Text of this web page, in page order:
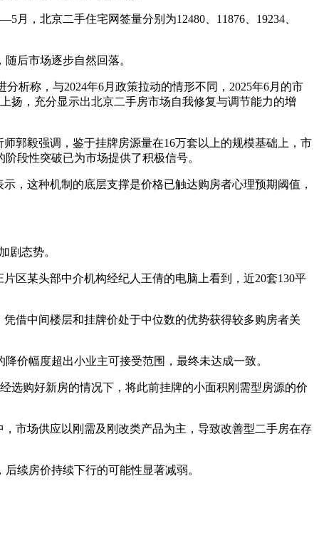
，北京二手住宅网签量分别为12480、11876、19234、
后市场逐步自然回落。
析称，与2024年6月政策拉动的情形不同，2025年6月的市
扬，充分显示出北京二手房市场自我修复与调节能力的增
郭毅强调，鉴于挂牌房源量在16万套以上的规模基础上，市
段性突破已为市场提供了积极信号。
，这种机制的底层支撑是价格已触达购房者心理预期阈值，
剧态势。
区某头部中介机构经纪人王倩的电脑上看到，近20套130平
借中间楼层和挂牌价处于中位数的优势获得较多购房者关
价幅度超出小业主可接受范围，最终未达成一致。
选购好新房的情况下，将此前挂牌的小面积刚需型房源的价
市场供应以刚需及刚改类产品为主，导致改善型二手房在存
续房价持续下行的可能性显著减弱。